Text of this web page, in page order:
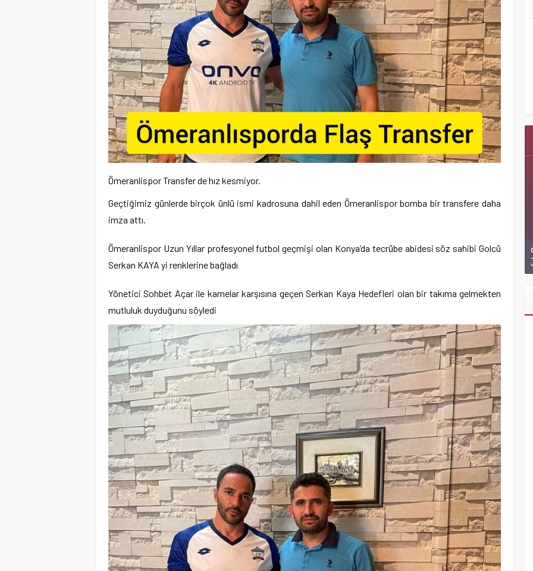
Ömeranlispor Transfer de hız kesmiyor.
Geçtiğimiz günlerde birçok ünlü ismi kadrosuna dahil eden Ömeranlispor bomba bir transfere daha
imza attı.
Ömeranlispor Uzun Yıllar profesyonel futbol geçmişi olan Konya’da tecrübe abidesi söz sahibi Golcü
Serkan KAYA yi renklerine bağladı
Yönetici Sohbet Açar ile kamelar karşısına geçen Serkan Kaya Hedefleri olan bir takıma gelmekten
mutluluk duyduğunu söyledi
Başkan Adayı Kemal Tekin Sahada
Ziyaretlerini Yoğunlaştırdı